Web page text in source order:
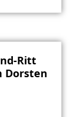
Ritt
Dorsten